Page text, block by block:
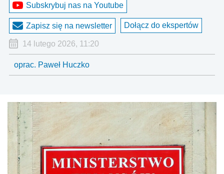
Subskrybuj nas na Youtube
Zapisz się na newsletter Dołącz do ekspertów
14 lutego 2026, 11:20
oprac. Paweł Huczko